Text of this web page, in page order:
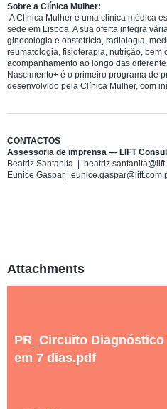
Sobre a Clínica Mulher:
A Clínica Mulher é uma clínica médica
sede em Lisboa. A sua oferta integra
ginecologia e obstetrícia, radiologia,
reumatologia, fisioterapia, nutrição, bem
acompanhamento ao longo das
Nascimento+ é o primeiro programa de
desenvolvido pela Clínica Mulher, com
CONTACTOS
Assessoria de imprensa — LIFT
Beatriz Santanita |
Eunice Gaspar |
Attachments
PR_Circuito
em 7 dias.pdf